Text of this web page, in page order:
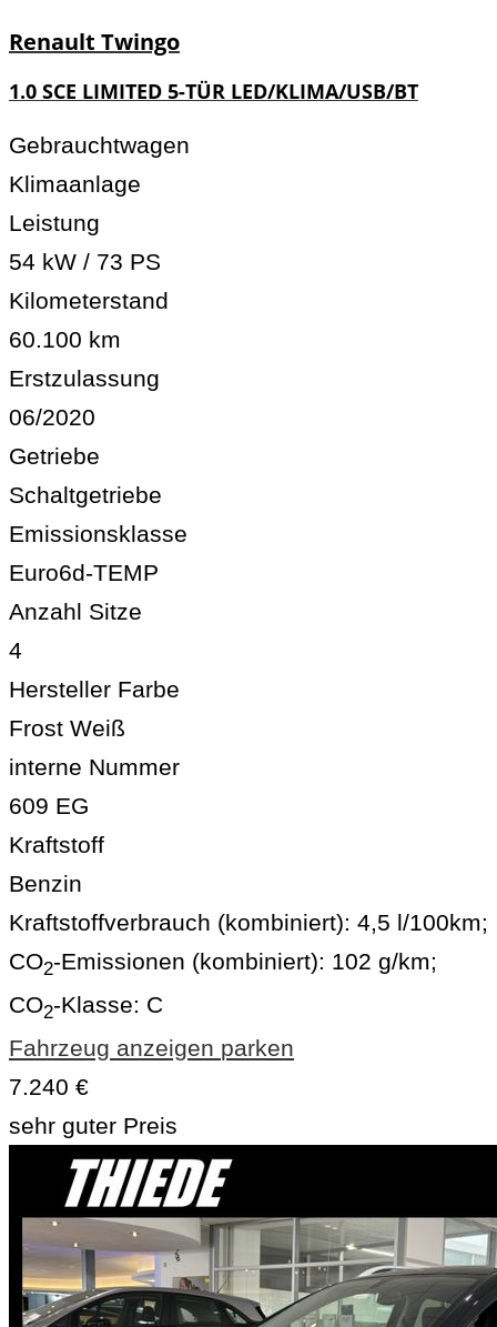
Renault Twingo
1.0 SCE LIMITED 5-TÜR LED/KLIMA/USB/BT
Gebrauchtwagen
Klimaanlage
Leistung
54 kW / 73 PS
Kilometerstand
60.100 km
Erstzulassung
06/2020
Getriebe
Schaltgetriebe
Emissionsklasse
Euro6d-TEMP
Anzahl Sitze
4
Hersteller Farbe
Frost Weiß
interne Nummer
609 EG
Kraftstoff
Benzin
Kraftstoffverbrauch (kombiniert): 4,5 l/100km;
CO2-Emissionen (kombiniert): 102 g/km;
CO2-Klasse: C
Fahrzeug anzeigen parken
7.240 €
sehr guter Preis